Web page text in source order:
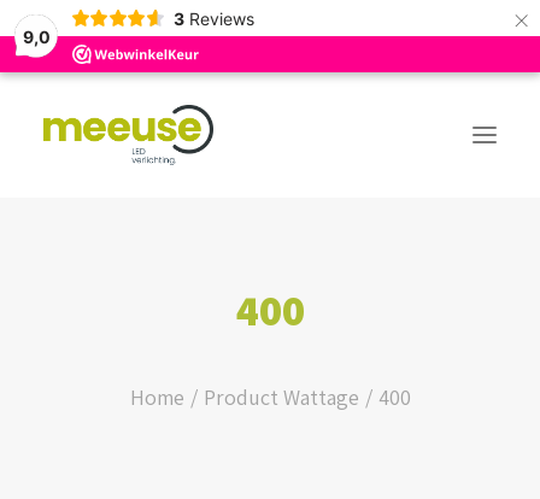
9,0
3 Reviews ×
400
Home Product Wattage 400